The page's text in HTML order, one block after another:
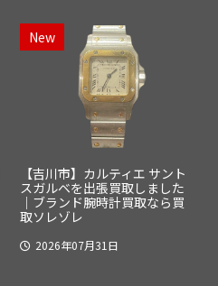
New
【吉川市】カルティエ サント
スガルベを出張買取しました
｜ブランド腕時計買取なら買
取ソレゾレ
2026年07月31日